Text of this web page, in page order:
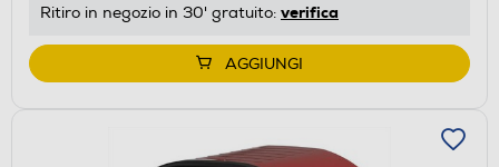
Ritiro in negozio in 30' gratuito: verifica
AGGIUNGI